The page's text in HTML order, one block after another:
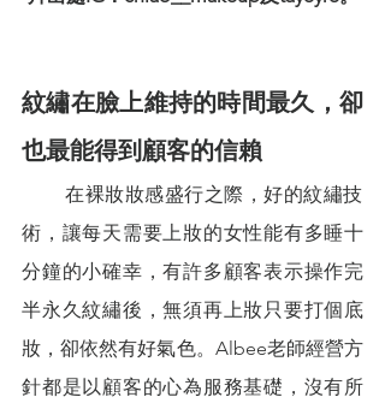
紋繡在臉上維持的時間最久，卻
也最能得到顧客的信賴
        在裸妝妝感盛行之際，好的紋繡技
術，讓每天需要上妝的女性能有多睡十
分鐘的小確幸，有許多顧客表示操作完
半永久紋繡後，無須再上妝只要打個底
妝，卻依然有好氣色。Albee老師經營方
針都是以顧客的心為服務基礎，沒有所